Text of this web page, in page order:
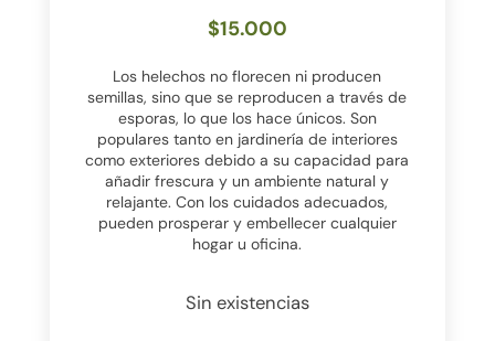
$15.000
Los helechos no florecen ni producen
semillas, sino que se reproducen a través de
esporas, lo que los hace únicos. Son
populares tanto en jardinería de interiores
como exteriores debido a su capacidad para
añadir frescura y un ambiente natural y
relajante. Con los cuidados adecuados,
pueden prosperar y embellecer cualquier
hogar u oficina.
Sin existencias